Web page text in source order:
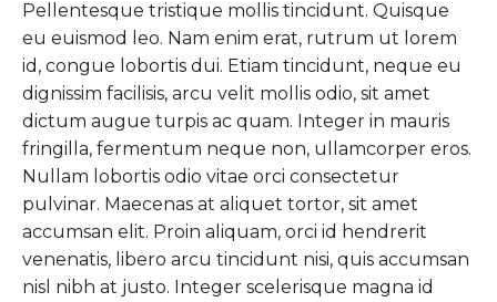
Pellentesque tristique mollis tincidunt. Quisque
eu euismod leo. Nam enim erat, rutrum ut lorem
id, congue lobortis dui. Etiam tincidunt, neque eu
dignissim facilisis, arcu velit mollis odio, sit amet
dictum augue turpis ac quam. Integer in mauris
fringilla, fermentum neque non, ullamcorper eros.
Nullam lobortis odio vitae orci consectetur
pulvinar. Maecenas at aliquet tortor, sit amet
accumsan elit. Proin aliquam, orci id hendrerit
venenatis, libero arcu tincidunt nisi, quis accumsan
nisl nibh at justo. Integer scelerisque magna id